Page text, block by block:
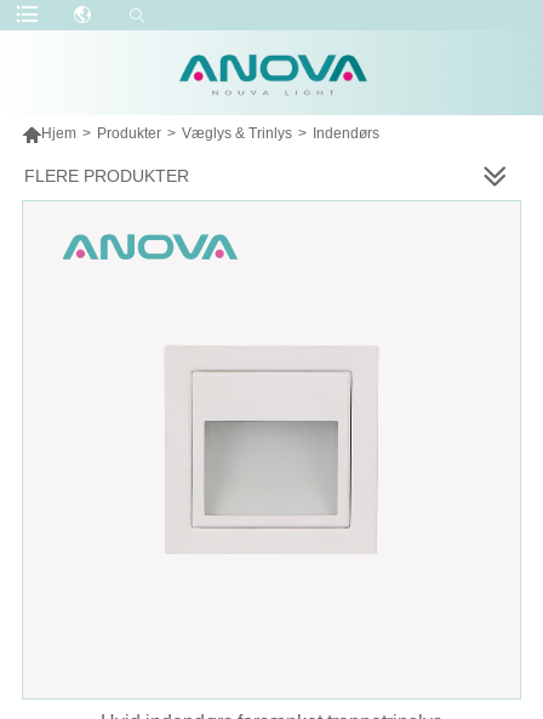
Hjem > Produkter > Væglys & Trinlys > Indendørs
FLERE PRODUKTER